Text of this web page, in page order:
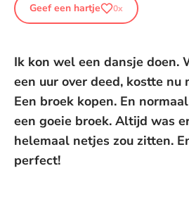
Geef een hartje 0x
Ik kon wel een dansje doen.
een uur over deed, kostte nu
Een broek kopen. En
een goeie broek. Altijd was
helemaal netjes zou zitten.
perfect!